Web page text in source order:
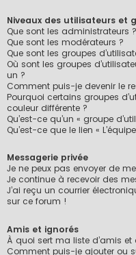
Niveaux des utilisateurs et
Que sont les administrateurs ?
Que sont les modérateurs ?
Que sont les groupes
Où sont les groupes
un ?
Comment puis-je devenir le
Pourquoi certains groupes
couleur différente ?
Qu’est-ce qu’un « groupe
Qu’est-ce que le lien «
Messagerie privée
Je ne peux pas envoyer de
Je continue à recevoir des
J’ai reçu un courrier
sur ce forum !
Amis et ignorés
À quoi sert ma liste d’amis et
Comment puis-je ajouter ou